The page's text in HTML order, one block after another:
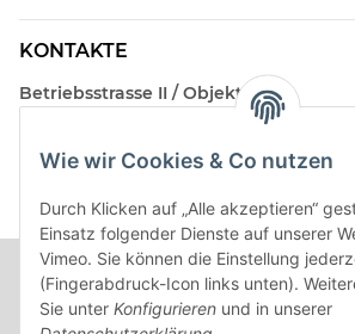
Wie wir Cookies & Co nutzen
Durch Klicken auf „Alle akzeptieren“
Einsatz folgender Dienste auf unserer
Vimeo. Sie können die Einstellung
(Fingerabdruck-Icon links unten).
Sie unter Konfigurieren und in unserer
KONTAKTE
Betriebsstrasse II / Objekt 17
Kontakt